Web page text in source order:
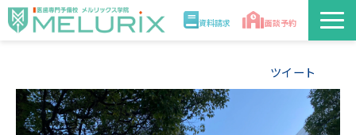
資料請求 面談予約
校舎情報
ツイート